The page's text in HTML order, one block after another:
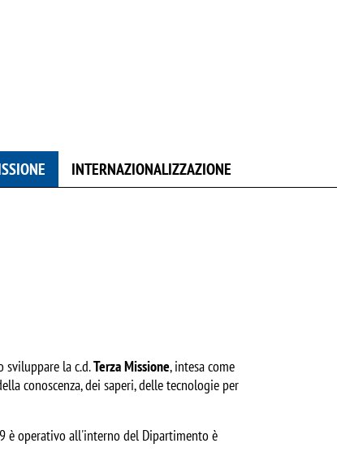
INTERNAZIONALIZZAZIONE
sviluppare la c.d.Terza Missione, intesa come
conoscenza, dei saperi, delle tecnologie per
è operativo all'interno del Dipartimento è